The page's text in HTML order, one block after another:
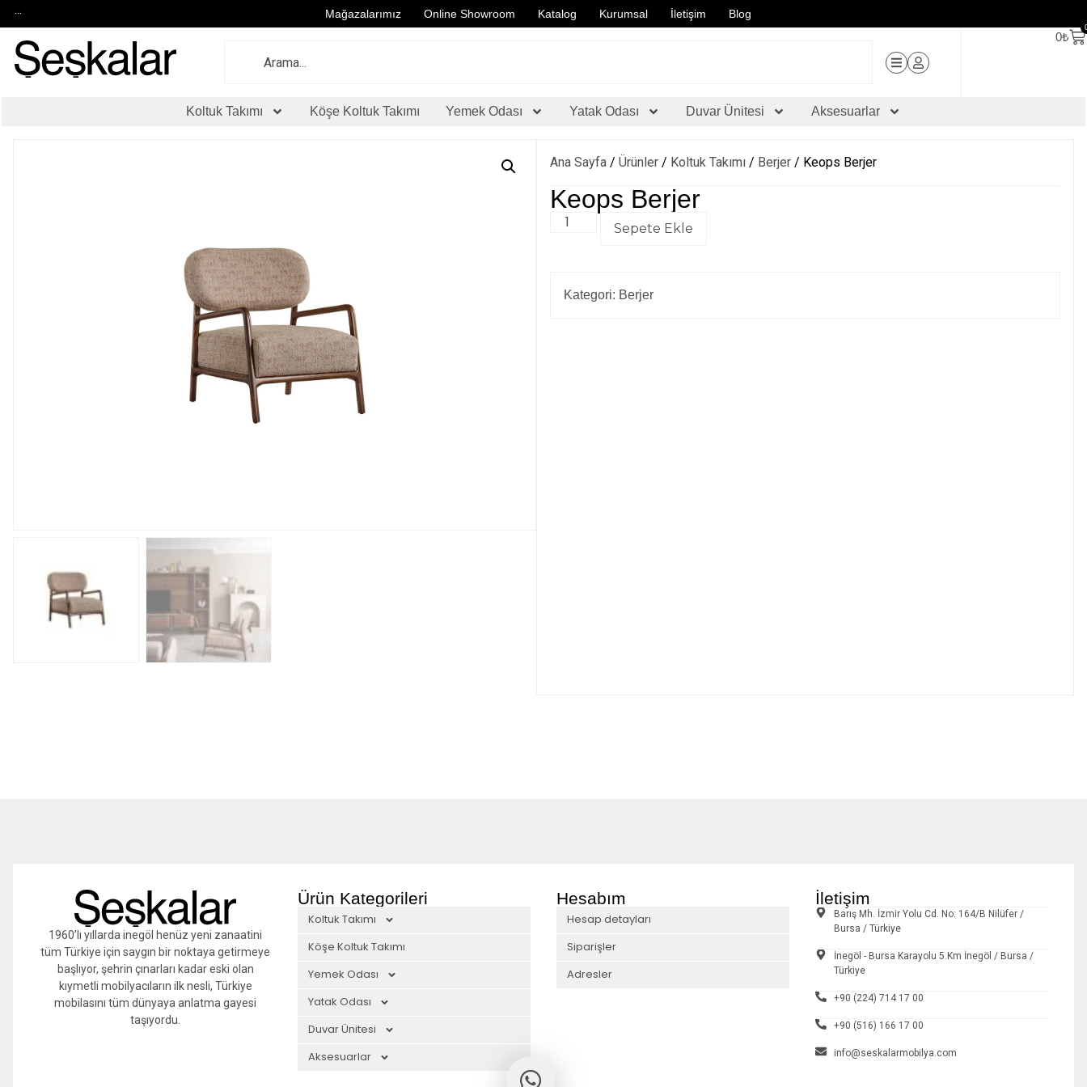
... Mağazalarımız Online Showroom Katalog Kurumsal İletişim Blog
0₺
Koltuk Takımı Köşe Koltuk Takımı Yemek Odası Yatak Odası Duvar Ünitesi Aksesuarlar
Ana Sayfa /Ürünler / Koltuk Takımı / Berjer / Keops Berjer
Keops Berjer
Sepete Ekle
Kategori: Berjer
1960’lı yıllarda inegöl henüz yeni zanaatini
tüm Türkiye için saygın bir noktaya getirmeye
başlıyor, şehrin çınarları kadar eski olan
kıymetli mobilyacıların ilk nesli, Türkiye
mobilasını tüm dünyaya anlatma gayesi
taşıyordu.
Ürün Kategorileri
Koltuk Takımı
Köşe Koltuk Takımı
Yemek Odası
Yatak Odası
Duvar Ünitesi
Aksesuarlar
Hesabım
Hesap detayları
Siparişler
Adresler
İletişim
Barış Mh. İzmir Yolu Cd. No: 164/B Nilüfer /
Bursa / Türkiye
İnegöl - Bursa Karayolu 5.Km İnegöl / Bursa /
Türkiye
+90 (224) 714 17 00
+90 (516) 166 17 00
info@seskalarmobilya.com